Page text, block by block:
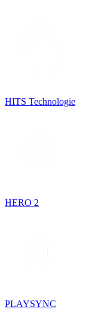
HITS Technologie
HERO 2
PLAYSYNC